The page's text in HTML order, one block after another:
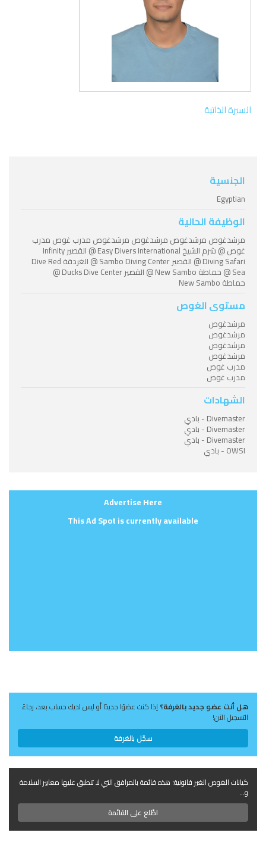
السيرة الذاتية
الجنسية
Egyptian
الوظيفة الحالية
مرشدغوص مرشدغوص مرشدغوص مرشدغوص مدرب غوص مدرب
غوص @ شرم الشيخ Easy Divers International @ القصير Infinity
Diving Safari @ القصير Sambo Diving Center @ الغردقة Dive Red
Sea @ حماطة New Sambo @ القصير Ducks Dive Center @
حماطة New Sambo
مستوى الغوص
مرشدغوص
مرشدغوص
مرشدغوص
مرشدغوص
مدرب غوص
مدرب غوص
الشهادات
Divemaster - بادي
Divemaster - بادي
Divemaster - بادي
OWSI - بادي
Advertise Here
This Ad Spot is currently available
هل أنت عضو جديد بالغرفة؟إذا كنت عضوًا جديدًا أو ليس لديك حساب بعد، رجاءً
التسجيل الآن!
سجّل بالغرفة
كيانات الغوص الغير قانونية؛ هذه قائمة بالمرافق التي لا تنطبق عليها معايير السلامة
و...
اطّلع على القائمة